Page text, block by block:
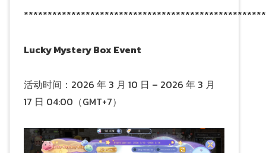
Lucky Mystery Box Event
活动时间：2026 年 3 月 10 日 – 2026 年 3 月
17 日 04:00（GMT+7）